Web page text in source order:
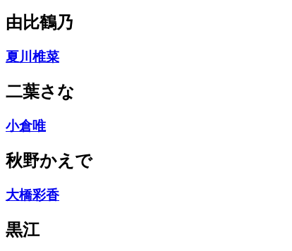
由比鶴乃
夏川椎菜
二葉さな
小倉唯
秋野かえで
大橋彩香
黒江